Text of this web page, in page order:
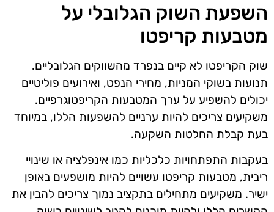
השפעת השוק הגלובלי על
מטבעות קריפטו
שוק הקריפטו לא קיים בנפרד מהשווקים הגלובליים.
תנועות בשוקי המניות, מחירי הנפט, ואירועים פוליטיים
יכולים להשפיע על ערך המטבעות הקריפטוגרפיים.
משקיעים צריכים להיות ערניים להשפעות הללו, במיוחד
בעת קבלת החלטות השקעה.
בעקבות התפתחויות כלכליות כמו אינפלציה או שינויי
ריבית, מטבעות קריפטו עשויים להיות מושפעים באופן
ישיר. משקיעים מתחילים בתקציב נמוך צריכים להבין את